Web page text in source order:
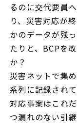
るのに交代要員
り、災害対応が
かのデータが残
たりと、BCPを
か？
災害ネットで集
系列に記録され
対応事案はこれ
つ漏れのない引